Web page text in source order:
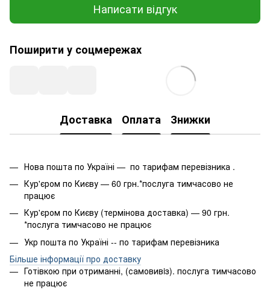
Написати відгук
Поширити у соцмережах
Доставка Оплата Знижки
Нова пошта по Україні — по тарифам перевізника .
Кур'єром по Києву — 60 грн.*послуга тимчасово не
працює
Кур'єром по Києву (термінова доставка) — 90 грн.
*послуга тимчасово не працює
Укр пошта по Україні -- по тарифам перевізника
Більше інформації про доставку
Готівкою при отриманні, (самовивiз). послуга тимчасово
не працює